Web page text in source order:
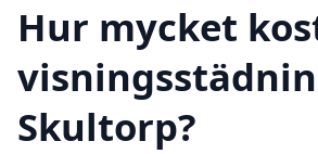
Hur mycket
Skultorp?